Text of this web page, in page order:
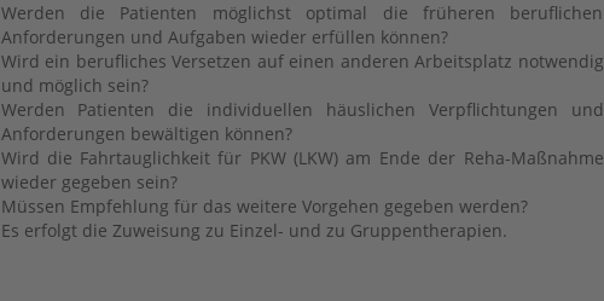
Werden die Patienten möglichst optimal die früheren beruflichen
Anforderungen und Aufgaben wieder erfüllen können?
Wird ein berufliches Versetzen auf einen anderen Arbeitsplatz notwendig
und möglich sein?
Werden Patienten die individuellen häuslichen Verpflichtungen und
Anforderungen bewältigen können?
Wird die Fahrtauglichkeit für PKW (LKW) am Ende der Reha-Maßnahme
wieder gegeben sein?
Müssen Empfehlung für das weitere Vorgehen gegeben werden?
Es erfolgt die Zuweisung zu Einzel- und zu Gruppentherapien.